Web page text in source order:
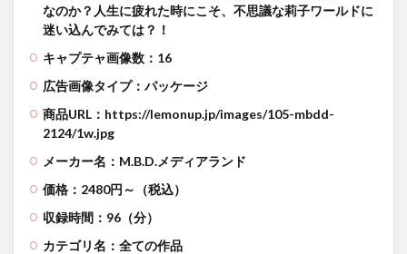
なのか？人生に疲れた時にこそ、不思議な莉子ワールドに
迷い込んでみては？！
キャプテャ画像数：16
広告画像タイプ：パッケージ
商品URL：https://lemonup.jp/images/105-mbdd-
2124/1w.jpg
メーカー名：M.B.D.メディアランド
価格：2480円～（税込）
収録時間：96（分）
カテゴリ名：全ての作品